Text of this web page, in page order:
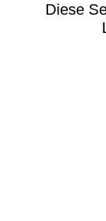
Diese